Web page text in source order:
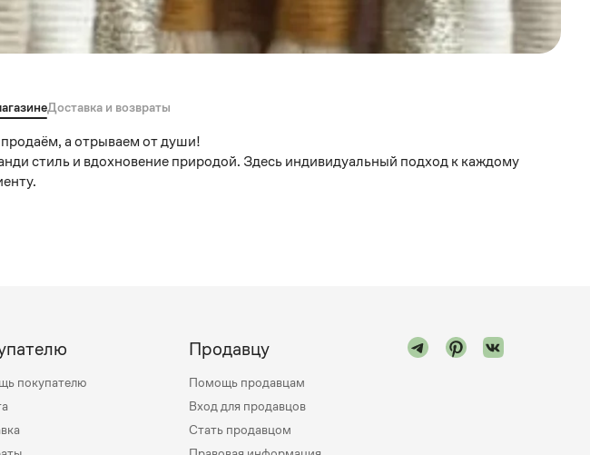
Доставка и возвраты
а отрываем от души!
стиль и вдохновение природой. Здесь индивидуальный подход к каждому
покупателю
Продавцу
Помощь продавцам
Вход для продавцов
Стать продавцом